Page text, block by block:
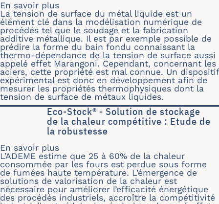
En savoir plus
La tension de surface du métal liquide est un
élément clé dans la modélisation numérique de
procédés tel que le soudage et la fabrication
additive métallique. Il est par exemple possible de
prédire la forme du bain fondu connaissant la
thermo-dépendance de la tension de surface aussi
appelé effet Marangoni. Cependant, concernant les
aciers, cette propriété est mal connue. Un dispositif
expérimental est donc en développement afin de
mesurer les propriétés thermophysiques dont la
tension de surface de métaux liquides.
Eco-Stock® - Solution de stockage
de la chaleur compétitive : Etude de
la robustesse
En savoir plus
L’ADEME estime que 25 à 60% de la chaleur
consommée par les fours est perdue sous forme
de fumées haute température. L’émergence de
solutions de valorisation de la chaleur est
nécessaire pour améliorer l’efficacité énergétique
des procédés industriels, accroître la compétitivité